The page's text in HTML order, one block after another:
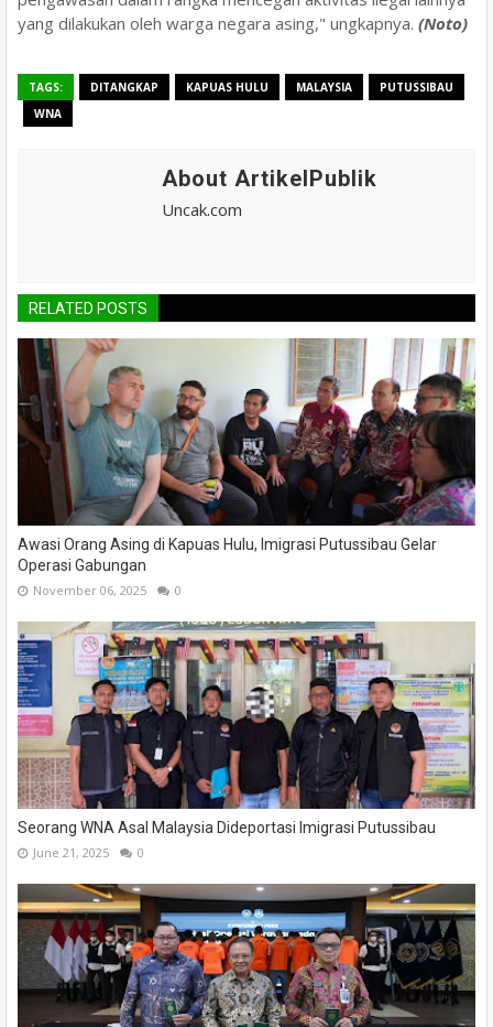
yang dilakukan oleh warga negara asing," ungkapnya. (Noto)
TAGS: DITANGKAP KAPUAS HULU MALAYSIA
PUTUSSIBAU
WNA
About ArtikelPublik
Uncak.com
RELATED POSTS
Awasi Orang Asing di Kapuas Hulu, Imigrasi Putussibau Gelar
Operasi Gabungan
November 06, 2025 0
Seorang WNA Asal Malaysia Dideportasi Imigrasi Putussibau
June 21, 2025 0